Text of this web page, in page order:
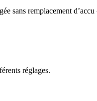
sans remplacement d’accu
réglages.